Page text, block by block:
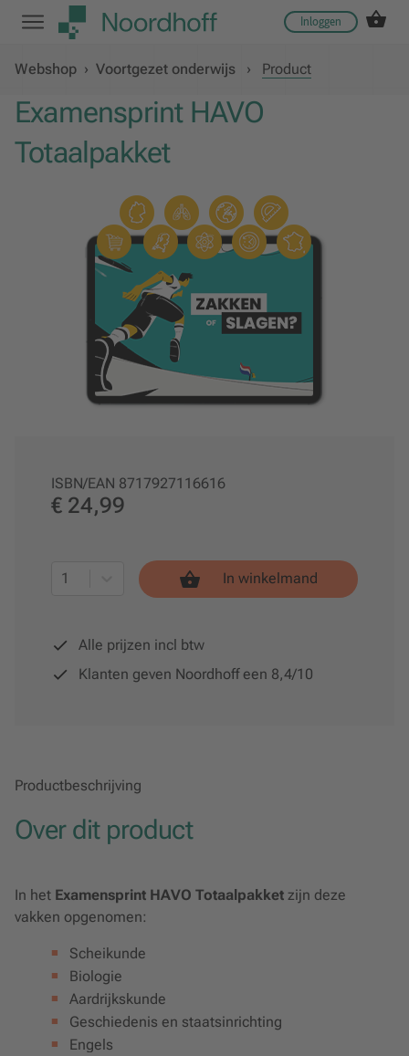
Inloggen
Webshop › Voortgezet onderwijs › Product
Examensprint HAVO
Totaalpakket
Productbeschrijving
Over dit product
In het Examensprint HAVO Totaalpakket zijn deze
vakken opgenomen:
Scheikunde
Biologie
Aardrijkskunde
Geschiedenis en staatsinrichting
Engels
ISBN/EAN 8717927116616
€ 24,99
1 In winkelmand
Alle prijzen incl btw
Klanten geven Noordhoff een 8,4/10